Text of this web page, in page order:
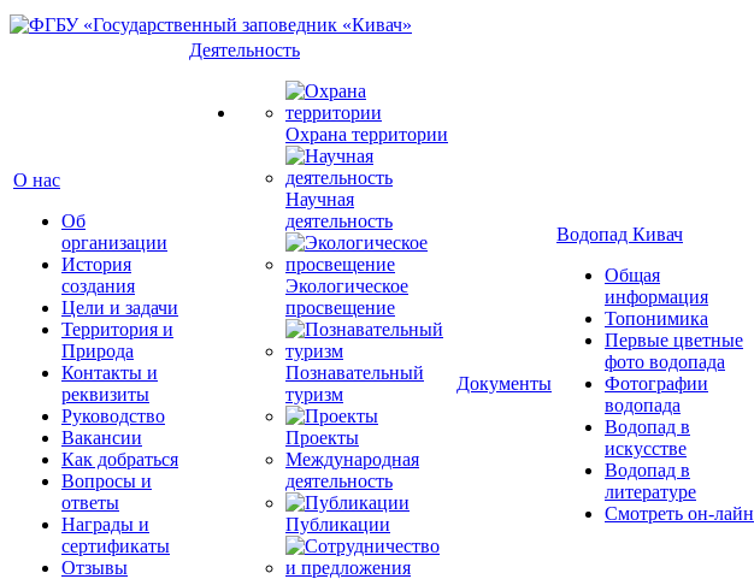
О нас
Об
организации
История
создания
Цели и задачи
Территория и
Природа
Контакты и
реквизиты
Руководство
Вакансии
Как добраться
Вопросы и
ответы
Награды и
сертификаты
Отзывы
Деятельность
Охрана территории
Научная
деятельность
Экологическое
просвещение
Познавательный
туризм
Проекты
Международная
деятельность
Публикации
Документы
Водопад Кивач
Общая
информация
Топонимика
Первые цветные
фото водопада
Фотографии
водопада
Водопад в
искусстве
Водопад в
литературе
Смотреть он-лайн